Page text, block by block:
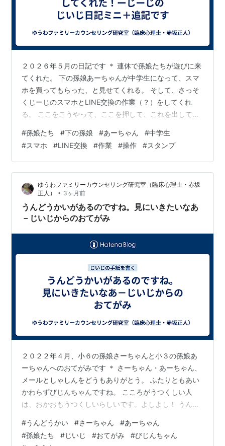
２０２６年５月の日記です ＊ 連休で孫娘たちが遊びに来
てくれた。 下の孫娘あーちゃんが中学生になって、スマ
ホを買ってもらった、と見せてくれる。 そして、さっそ
くじーじのスマホとLINE交換の作業（？）をしてくれ
る。 ここをこうやって、ここを押して、これを出して、
ら作業をしてくれるが、じーじはさっぱりわからない
（？）。 じいじが？？？と思っているうちにLINE交換の
作業が完了、あーちゃんのLINEからスタンプが送られて
きた。 じーじが、おーお、と感心すると、あーちゃんは
得意そう。 今どきの中学生はすごい！ これからは、下の
孫娘あーちゃんにいろいろ…
#孫娘たち #下の孫娘 #あーちゃん #中学生
#スマホ #LINE交換 #作業 #操作 #スタンプ
ゆうわファミリーカウンセリング研究室（臨床心理士・赤坂
正人）
• 3ヶ月前
うんどうかいがあるのですね。見にいきたいなあ
－じいじからのおてがみ
２０２２年４月、小６の孫娘さーちゃんと小３の孫娘あ
ーちゃんへのおてがみです ＊ さーちゃん・あーちゃん、
メールとしゃしんをどうもありがとう。 ふたりともあい
かわらずびじんちゃんですね。 こころがうつくしい人
は、おかおもうつくしいらしいです。よしよし！ うんど
トルと８０メートルとリレーも走るのですね。すごいな
あ！ このあいだ、こうえんであーちゃんとかけっこをし
#うんどうかい #さーちゃん #あーちゃん
#孫娘たち #じいじ #おてがみ #びじんちゃん